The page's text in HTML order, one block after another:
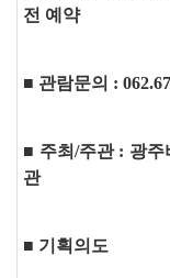
전 예약
■ 관람문의 :
■ 주최/주관 : 광
관
■ 기획의도